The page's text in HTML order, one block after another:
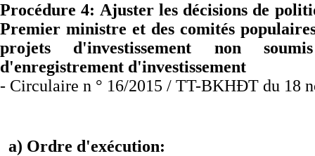
Procédure 4: Ajuster les décisions de
Premier ministre et des comités
projets d'investissement non
d'enregistrement d'investissement
- Circulaire n ° 16/2015 / TT-BKHĐT du 18
a) Ordre d'exécution: